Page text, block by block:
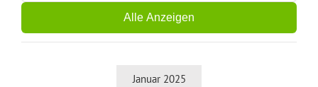
Alle Anzeigen
Januar 2025